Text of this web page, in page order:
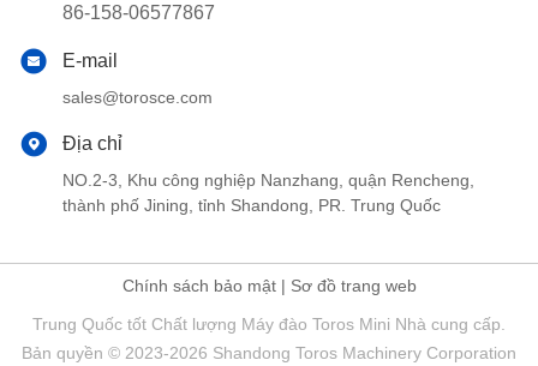
86-158-06577867
E-mail
sales@torosce.com
Địa chỉ
NO.2-3, Khu công nghiệp Nanzhang, quận Rencheng,
thành phố Jining, tỉnh Shandong, PR. Trung Quốc
Chính sách bảo mật| Sơ đồ trang web
Trung Quốc tốt Chất lượng Máy đào Toros Mini Nhà cung cấp.
Bản quyền © 2023-2026 Shandong Toros Machinery Corporation